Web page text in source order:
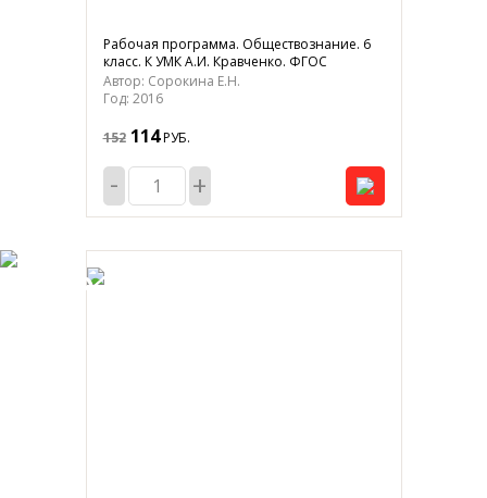
Рабочая программа. Обществознание. 6
класс. К УМК А.И. Кравченко. ФГОС
Автор: Сорокина Е.Н.
Год: 2016
152 114РУБ.
- +
-25%